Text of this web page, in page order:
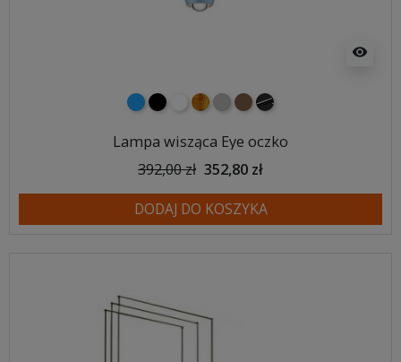
visibility
niebieski
czarnybiałyzłotyszarybrązowyCzarny chrom
Lampa wisząca Eye oczko
392,00 zł 352,80 zł
DODAJ DO KOSZYKA